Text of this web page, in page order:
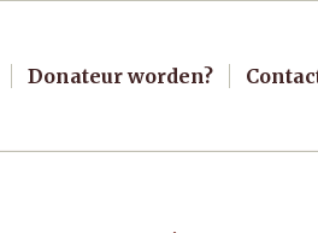
Donateur worden?